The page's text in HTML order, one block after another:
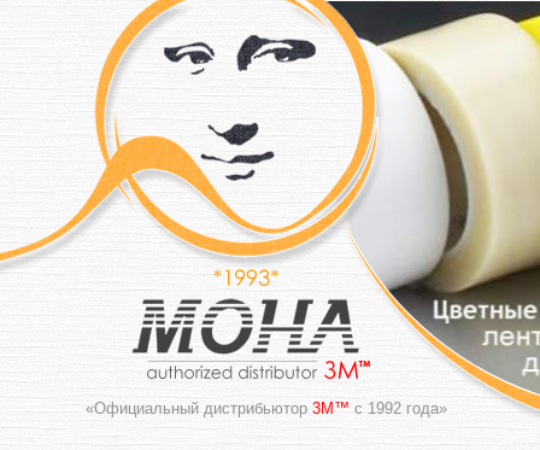
«Официальный дистрибьютор 3M™ с 1992 года»